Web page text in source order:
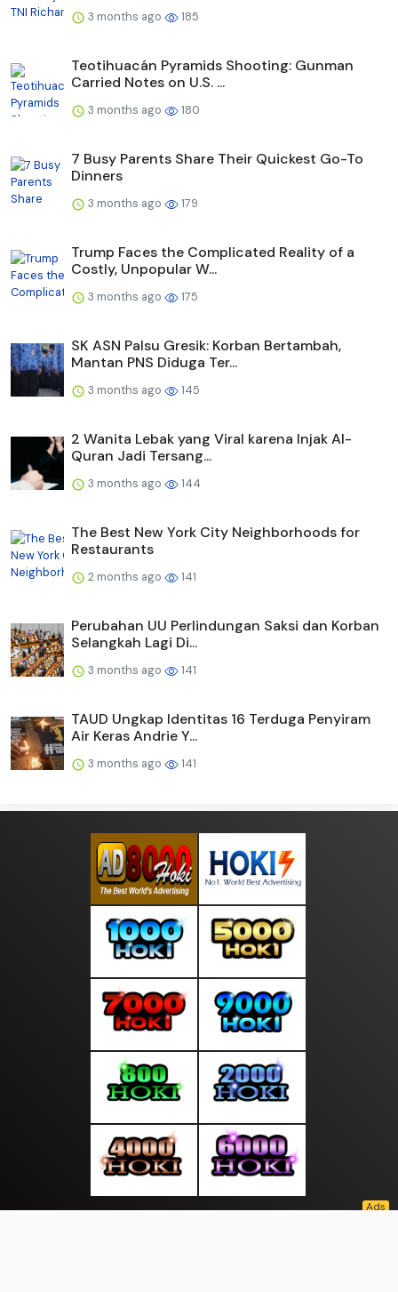
3 months ago 185
Teotihuacán Pyramids Shooting: Gunman
Carried Notes on U.S. ...
3 months ago 180
7 Busy Parents Share Their Quickest Go-To
Dinners
3 months ago 179
Trump Faces the Complicated Reality of a
Costly, Unpopular W...
3 months ago 175
SK ASN Palsu Gresik: Korban Bertambah,
Mantan PNS Diduga Ter...
3 months ago 145
2 Wanita Lebak yang Viral karena Injak Al-
Quran Jadi Tersang...
3 months ago 144
The Best New York City Neighborhoods for
Restaurants
2 months ago 141
Perubahan UU Perlindungan Saksi dan Korban
Selangkah Lagi Di...
3 months ago 141
TAUD Ungkap Identitas 16 Terduga Penyiram
Air Keras Andrie Y...
3 months ago 141